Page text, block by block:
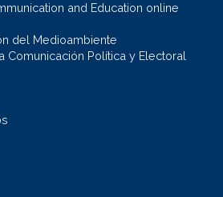
and Education online
del Medioambiente
Comunicación Política y Electoral